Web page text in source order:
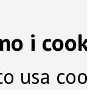
i
usa